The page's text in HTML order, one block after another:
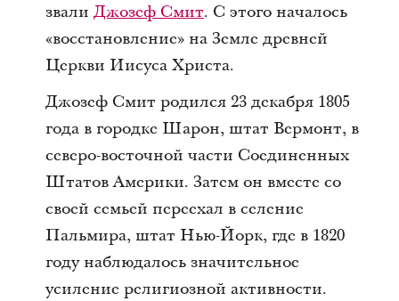
звали Джозеф Смит. С этого началось
«восстановление» на Земле древней
Церкви Иисуса Христа.
Джозеф Смит родился 23 декабря 1805
года в городке Шарон, штат Вермонт, в
северо-восточной части Соединенных
Штатов Америки. Затем он вместе со
своей семьей переехал в селение
Пальмира, штат Нью-Йорк, где в 1820
году наблюдалось значительное
усиление религиозной активности.